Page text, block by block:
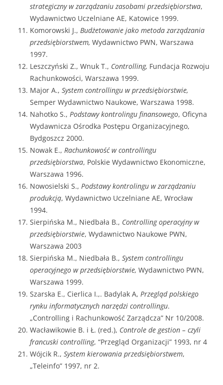
strategiczny w zarządzaniu zasobami przedsiębiorstwa,
Wydawnictwo Uczelniane AE, Katowice 1999.
Komorowski J., Budżetowanie jako metoda zarządzania
przedsiębiorstwem, Wydawnictwo PWN, Warszawa
1997.
Leszczyński Z., Wnuk T., Controlling, Fundacja Rozwoju
Rachunkowości, Warszawa 1999.
Major A., System controllingu w przedsiębiorstwie,
Semper Wydawnictwo Naukowe, Warszawa 1998.
Nahotko S., Podstawy kontrolingu finansowego, Oficyna
Wydawnicza Ośrodka Postępu Organizacyjnego,
Bydgoszcz 2000.
Nowak E., Rachunkowość w controllingu
przedsiębiorstwa, Polskie Wydawnictwo Ekonomiczne,
Warszawa 1996.
Nowosielski S., Podstawy kontrolingu w zarządzaniu
produkcją, Wydawnictwo Uczelniane AE, Wrocław
1994.
Sierpińska M., Niedbała B., Controlling operacyjny w
przedsiębiorstwie, Wydawnictwo Naukowe PWN,
Warszawa 2003
Sierpińska M., Niedbała B., System controllingu
operacyjnego w przedsiębiorstwie, Wydawnictwo PWN,
Warszawa 1999.
Szarska E., Cierlica I.,. Badylak A, Przegląd polskiego
rynku informatycznych narzędzi controllingu.
„Controlling i Rachunkowość Zarządcza” Nr 10/2008.
Wacławikowie B. i Ł. (red.), Controle de gestion – czyli
francuski controlling, “Przegląd Organizacji” 1993, nr 4
Wójcik R., System kierowania przedsiębiorstwem,
„Teleinfo” 1997, nr 2.